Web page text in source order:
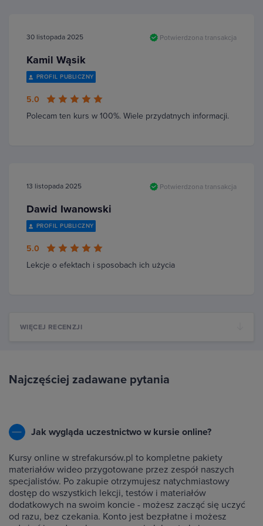
30 listopada 2025 Potwierdzona transakcja
Kamil Wąsik
PROFIL PUBLICZNY
5.0
Polecam ten kurs w 100%. Wiele przydatnych informacji.
13 listopada 2025 Potwierdzona transakcja
Dawid Iwanowski
PROFIL PUBLICZNY
5.0
Lekcje o efektach i sposobach ich użycia
WIĘCEJ RECENZJI
Najczęściej zadawane pytania
Jak wygląda uczestnictwo w kursie online?
Kursy online w strefakursów.pl to kompletne pakiety
materiałów wideo przygotowane przez zespół naszych
specjalistów. Po zakupie otrzymujesz natychmiastowy
dostęp do wszystkich lekcji, testów i materiałów
dodatkowych na swoim koncie - możesz zacząć się uczyć
od razu, bez czekania. Konto jest bezpłatne i możesz